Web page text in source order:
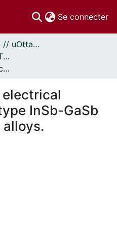
Se connecter
Thèses uOttawa // uOttawa Theses
Thèses, 1910 - 2010 // Theses, 1910 - 2010
Preparation and electrical properties of n-type InSb-GaSb semiconducting alloys.
electrical
InSb-GaSb